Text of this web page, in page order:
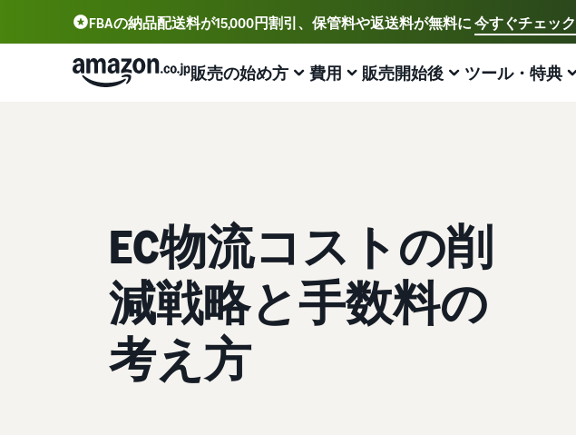
FBAの納品配送料が15,000円割引、保管料や返送料が無料に 今すぐチェッ
ご希望の言
販売の始め方
セラーセントラルにログインする
商品を登録する
配送方法を決める
Amazonの特徴から
スタートダッシ
最初の１年間で約6
新規出品者向け
Amazonブラン
ブランド保護と構築
費用
カテゴリーごとの販売手数料
カテゴリーごとの販売手数料を確認
FBA配送代行手数料
FBA配送代行手数料を確認
費用の例
FBAと自社配送の費
FBA在庫の費用
FBA在庫の保管・出
販売開始後
出品者様による自社配送
配送距離やコストに応じて柔軟に対応
マルチチャネルサービス (MFC)
自社ECや他モールの注文もFBAで出荷
FBA在庫管理
ブランドツールで継
法人向けに販売
ビジネス購買者向け
世界中のAmazonカ
スポンサー広告で認
ツール・特典
Amazon出品アプリ
スマホで出品・注文管理が可能な無料Amazonセラーア
ブランド構築ツール
ブランド保護と構築をサポート
ブランドツールで継
新規出品者向け
最大787.5万円分の還元
FBA新規出品で特典
JAPAN STORE
日本発ブランドの海
Amazon出品大学
ビジネスの成功をサポートする無料の学習プログラム
販売事例
Amazon出品者様の成功事例を紹介
商品登録のマニュアル
ECの基礎知識と仕組
ネット販売につ
ネット販売の基本ス
ネットショップ
ネットショップを構
マーケットプレ
マーケットプレイス
EC物流コストの削
減戦略と手数料の
考え方